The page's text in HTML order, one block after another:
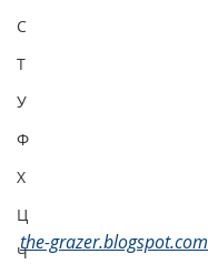
С
Т
У
Ф
Х
Ц
Ч
the-grazer.blogspot.com